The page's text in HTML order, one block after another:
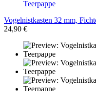
Vogelnistkasten 32 mm,
24,90 €